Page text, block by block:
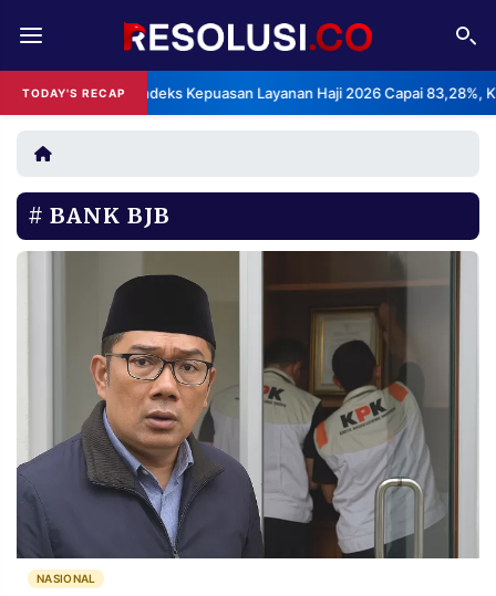
TODAY'S RECAP
BPS: Indeks Kepuasan Layanan Haji 2026 Capai 83,28%,
REDAKSI TENTANG
RESOLUSI IKLAN
RUBRIKASI
EDITORIAL AKSARA
PERSONA
NASIONAL
SPORT
INFORMASI
PRIVACY
POLICY
BERITA
WARGA
INFORMASI
IKLAN
KIRIM
BANK BJB
NASIONAL